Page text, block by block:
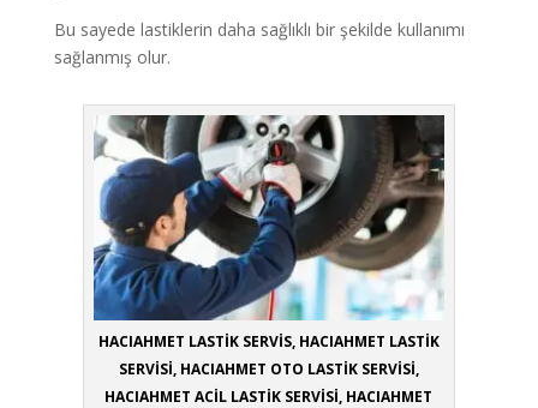
Bu sayede lastiklerin daha sağlıklı bir şekilde kullanımı
sağlanmış olur.
HACIAHMET LASTİK SERVİS, HACIAHMET LASTİK
SERVİSİ, HACIAHMET OTO LASTİK SERVİSİ,
HACIAHMET ACİL LASTİK SERVİSİ, HACIAHMET